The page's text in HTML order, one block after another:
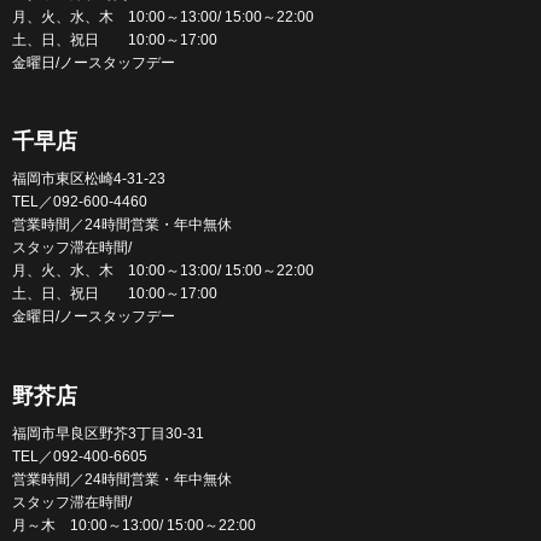
月、火、水、木 10:00～13:00/ 15:00～22:00
土、日、祝日 10:00～17:00
金曜日/ノースタッフデー
千早店
福岡市東区松崎4-31-23
TEL／092-600-4460
営業時間／24時間営業・年中無休
スタッフ滞在時間/
月、火、水、木 10:00～13:00/ 15:00～22:00
土、日、祝日 10:00～17:00
金曜日/ノースタッフデー
野芥店
福岡市早良区野芥3丁目30-31
TEL／092-400-6605
営業時間／24時間営業・年中無休
スタッフ滞在時間/
月～木 10:00～13:00/ 15:00～22:00